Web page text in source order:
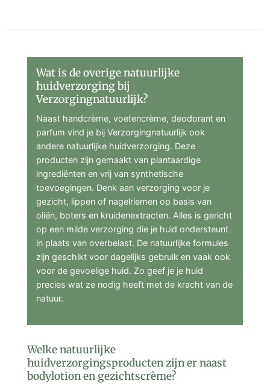
Wat is de overige natuurlijke
huidverzorging bij
Verzorgingnatuurlijk?
Naast handcrème, voetencrème, deodorant en
parfum vind je bij Verzorgingnatuurlijk ook
andere natuurlijke huidverzorging. Deze
producten zijn gemaakt van plantaardige
ingrediënten en vrij van synthetische
toevoegingen. Denk aan verzorging voor je
gezicht, lippen of nagelriemen op basis van
oliën, boters en kruidenextracten. Alles is gericht
op een milde verzorging die je huid ondersteunt
in plaats van overbelast. De natuurlijke formules
zijn geschikt voor dagelijks gebruik en vaak ook
voor de gevoelige huid. Zo geef je je huid
precies wat ze nodig heeft met de kracht van de
natuur.
Welke natuurlijke
huidverzorgingsproducten zijn er naast
bodylotion en gezichtscrème?